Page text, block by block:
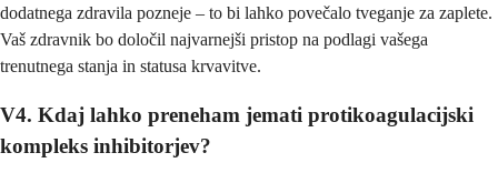
dodatnega zdravila pozneje – to bi lahko povečalo tveganje za zaplete.
Vaš zdravnik bo določil najvarnejši pristop na podlagi vašega
trenutnega stanja in statusa krvavitve.
V4. Kdaj lahko preneham jemati protikoagulacijski
kompleks inhibitorjev?